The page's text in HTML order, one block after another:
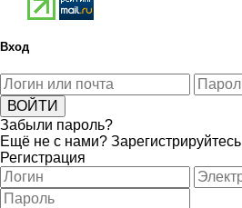
Вход
Забыли пароль?
Ещё не с нами? Зарегистрируйтесь
Регистрация